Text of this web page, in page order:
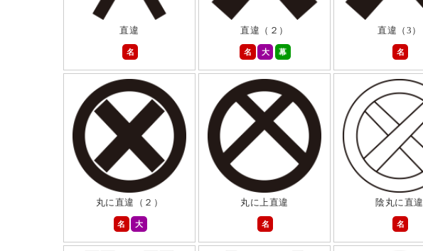
直違
名
直違（２）
名
大 幕
直違（3）
名
丸に直違（２）
名
大
丸に上直違
名
陰丸に直違
名